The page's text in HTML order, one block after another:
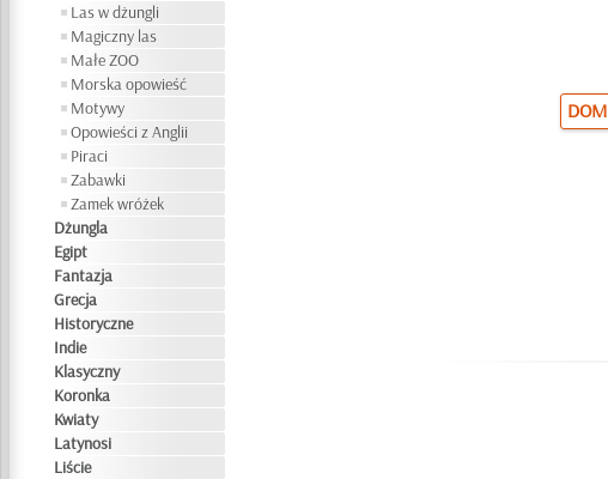
Las w dżungli
Magiczny las
Małe ZOO
Morska opowieść
Motywy
Opowieści z Anglii
Piraci
Zabawki
Zamek wróżek
Dżungla
Egipt
Fantazja
Grecja
Historyczne
Indie
Klasyczny
Koronka
Kwiaty
Latynosi
Liście
DOM